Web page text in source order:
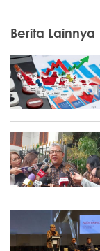
Berita Lainnya